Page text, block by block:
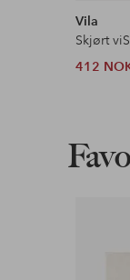
Vila
Skjørt
412